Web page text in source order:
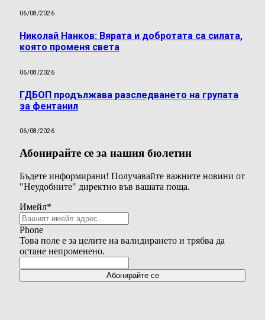
06/08/2026
Николай Нанков: Вярата и добротата са силата,
която променя света
06/08/2026
ГДБОП продължава разследването на групата
за фентанил
06/08/2026
Абонирайте се за нашия бюлетин
Бъдете информирани! Получавайте важните новини от
"Неудобните" директно във вашата поща.
Имейл*
Phone
Това поле е за целите на валидирането и трябва да
остане непроменено.